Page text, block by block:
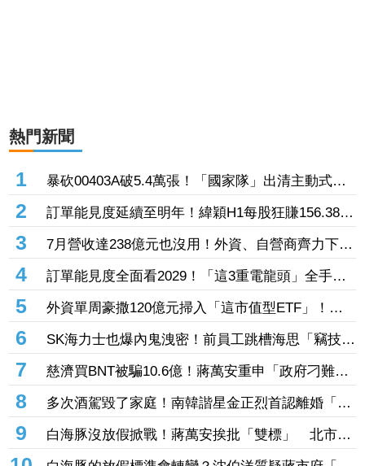
熱門新聞
1
暴砍00403A破5.4萬張！「國家隊」出清主動式三
本柱7萬張 重量級正2、0050全中刀撤資15億
2
訂單能見度延續至明年！緯穎H1每股狂賺156.38元
創同期新高 砸逾300億元擴充AI伺服器產能
3
7月營收達238億元也沒用！外資、自營商齊力下殺
「這晶圓代工廠」 三大法人狠砍156億元
4
訂單能見度全面看2029！「這3重電龍頭」全手握
逾百億元訂單 市場聚焦董事會承認第二季財報
5
外資單周豪撒120億元掃入「這市值型ETF」！再
鎖定5檔主動式進貨、「這2檔」進貨逾10萬張
6
SK海力士也爆內鬼洩密！前員工跳槽海思「竊技術
機密附在履歷內」 判刑1年半
7
慈濟買BNT被騙10.6億！蔣萬安重申「政府刁難民
間」 沈伯洋開嗆：「說一個謊要用千萬個謊來
圓」
8
多次酒駕毀了家庭！南韓諧星金正烈首認離婚「分
居長達13年」 感謝台僑前妻仍照顧
9
白海豚沒放假掀戰！蔣萬安挨批「雙標」 北市府
急澄清：兩次條件根本不同